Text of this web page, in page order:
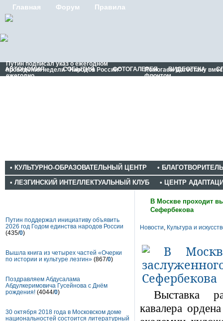
Главная Форум Правила
АВТОНОМИЯ СОБЫТИЯ ФОТОГАЛЕРЕЯ ВИДЕОТЕКА
Путин подписал указ о ежегодном
проведении недели "Народов России"
ежегодно
Помогаем Дагестану
фронтом
• КУЛЬТУРНО-ОБРАЗОВАТЕЛЬНЫЙ ЦЕНТР
•
• ЛЕЗГИНСКИЙ ИНТЕЛЛЕКТУАЛЬНЫЙ КЛУБ
• ЦЕНТР
В Москве проходит
Сефербекова
Новости, Культура и
Выставка
кавалера
Путин поддержал инициативу объявить
2026 год Годом единства народов России
(435/0)
Вышла книга из четырех частей «Очерки
по истории и культуре лезгин» (867/0)
Поздравляем Абдусалама
Абдулкеримовича Гусейнова с Днём
рождения! (4044/0)
30 октября 2018 года в Московском доме
национальностей состоится литературный